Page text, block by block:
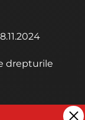
drepturile